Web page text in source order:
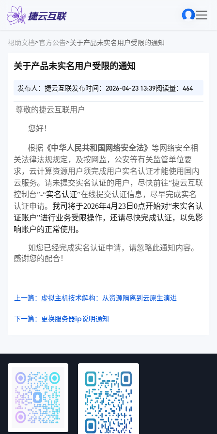
帮助文档>官方公告>关于产品未实名用户受限的通知
关于产品未实名用户受限的通知
发布人：捷云互联发布时间：2026-04-23 13:39阅读量：464
尊敬的捷云互联用户
您好！
根据 《中华人民共和国网络安全法》 等网络安全相
关法律法规规定，及按网监，公安等有关监管单位要
求，云计算资源用户须完成用户实名认证才能使用国内
云服务。请未提交实名认证的用户，尽快前往“捷云互联
控制台”-“实名认证”在线提交认证信息，尽早完成实名
认证申请。 我司将于2026年4月23日0点开始对“未实名认
证账户”进行业务受限操作，还请尽快完成认证，以免影
响账户的正常使用。
如您已经完成实名认证申请，请忽略此通知内容。
感谢您的配合！
上一篇：虚拟主机技术解构：从资源隔离到云原生演进
下一篇：更换服务器ip说明通知